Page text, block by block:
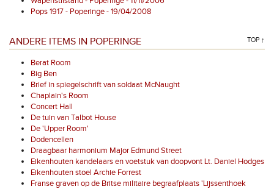
Pops 1917 - Poperinge - 19/04/2008
ANDERE ITEMS IN POPERINGE TOP ↑
Berat Room
Big Ben
Brief in spiegelschrift van soldaat McNaught
Chaplain's Room
Concert Hall
De tuin van Talbot House
De 'Upper Room'
Dodencellen
Draagbaar harmonium Major Edmund Street
Eikenhouten kandelaars en voetstuk van doopvont Lt. Daniel Hodges
Eikenhouten stoel Archie Forrest
Franse graven op de Britse militaire begraafplaats 'Lijssenthoek